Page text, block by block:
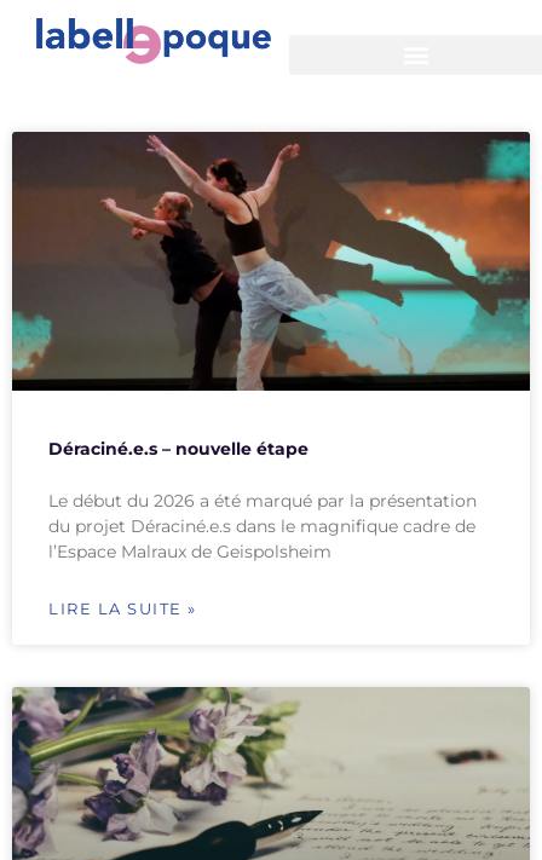
Actualités
Déraciné.e.s – nouvelle étape
Le début du 2026 a été marqué par la présentation
du projet Déraciné.e.s dans le magnifique cadre de
l’Espace Malraux de Geispolsheim
LIRE LA SUITE »